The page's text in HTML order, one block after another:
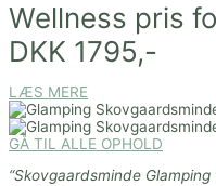
Wellness pris
DKK 1795,-
LÆS MERE
GÅ TIL ALLE OPHOLD
“Skovgaardsminde